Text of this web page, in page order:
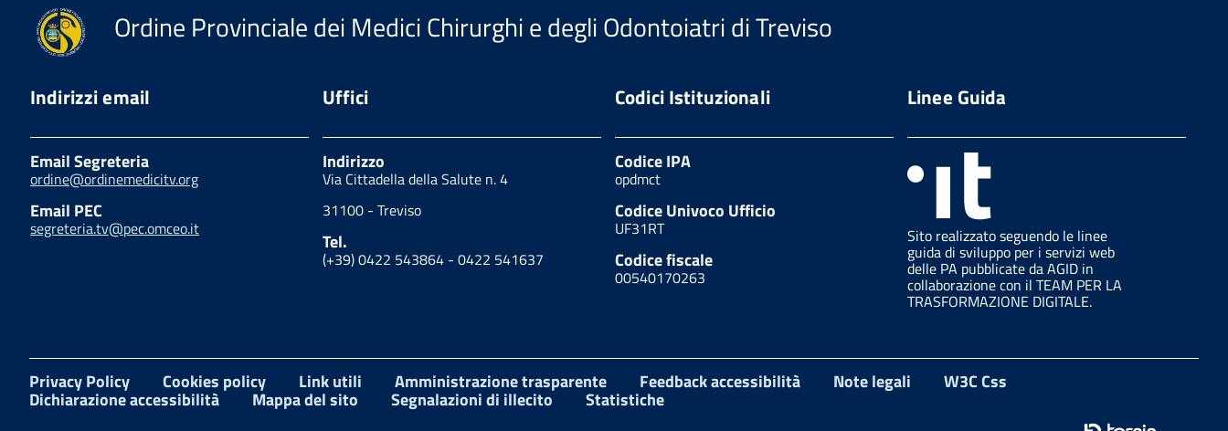
Ordine Provinciale dei Medici Chirurghi e degli Odontoiatri di Treviso
Indirizzi email
Email Segreteria
ordine@ordinemedicitv.org
Email PEC
segreteria.tv@pec.omceo.it
Uffici
Indirizzo
Via Cittadella della Salute n. 4
31100 - Treviso
Tel.
(+39) 0422 543864 - 0422 541637
Codici Istituzionali
Codice IPA
opdmct
Codice Univoco Ufficio
UF31RT
Codice fiscale
00540170263
Linee Guida
Sito realizzato seguendo le linee
guida di sviluppo per i servizi web
delle PA pubblicate da AGID in
collaborazione con il TEAM PER LA
TRASFORMAZIONE DIGITALE.
Privacy Policy Cookies policy Link utili Amministrazione trasparente Feedback accessibilità Note legali W3C Css
Dichiarazione accessibilità Mappa del sito Segnalazioni di illecito Statistiche